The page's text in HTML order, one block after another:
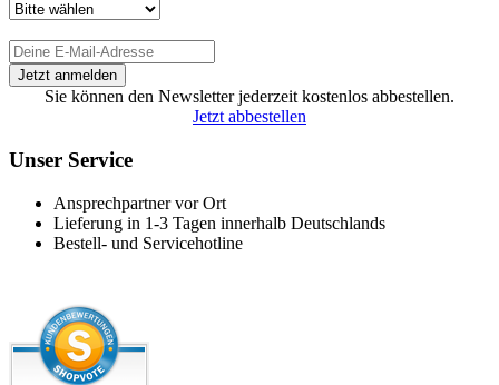
Sie können den Newsletter jederzeit kostenlos abbestellen.
Jetzt abbestellen
Unser Service
Ansprechpartner vor Ort
Lieferung in 1-3 Tagen innerhalb Deutschlands
Bestell- und Servicehotline